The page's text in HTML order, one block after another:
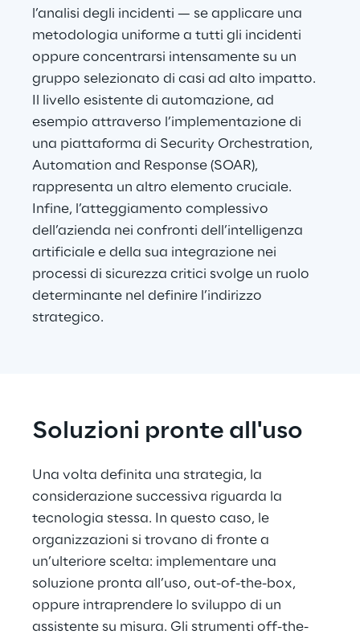
l’analisi degli incidenti — se applicare una
metodologia uniforme a tutti gli incidenti
oppure concentrarsi intensamente su un
gruppo selezionato di casi ad alto impatto.
Il livello esistente di automazione, ad
esempio attraverso l’implementazione di
una piattaforma di Security Orchestration,
Automation and Response (SOAR),
rappresenta un altro elemento cruciale.
Infine, l’atteggiamento complessivo
dell’azienda nei confronti dell’intelligenza
artificiale e della sua integrazione nei
processi di sicurezza critici svolge un ruolo
determinante nel definire l’indirizzo
strategico.
Soluzioni pronte all'uso
Una volta definita una strategia, la
considerazione successiva riguarda la
tecnologia stessa. In questo caso, le
organizzazioni si trovano di fronte a
un’ulteriore scelta: implementare una
soluzione pronta all’uso, out-of-the-box,
oppure intraprendere lo sviluppo di un
assistente su misura. Gli strumenti off-the-